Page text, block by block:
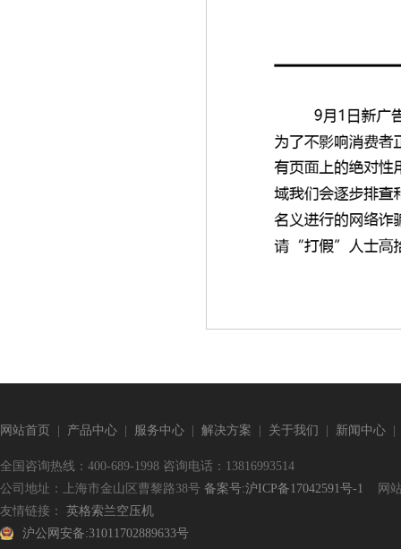
网站首页 产品中心 服务中心 解决方案 关于我们 新闻中心
全国咨询热线：400-689-1998 咨询电话：13816993514
公司地址：上海市金山区曹黎路38号 备案号:沪ICP备17042591号-1 网站
友情链接： 英格索兰空压机
沪公网安备:31011702889633号